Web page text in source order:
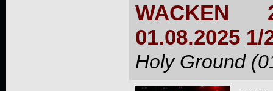
01.08.2025 1/
Holy Ground